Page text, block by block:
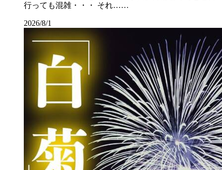
行っても混雑・・・ それ……
2026/8/1